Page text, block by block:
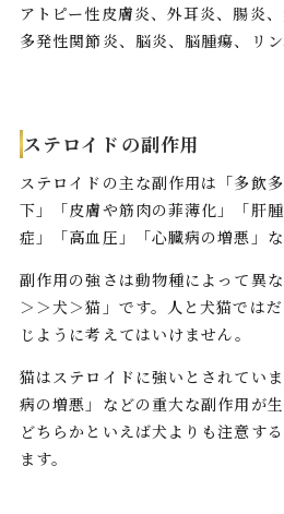
アトピー性皮膚炎、外耳炎、腸炎
多発性関節炎、脳炎、脳腫瘍、リ
ステロイドの副作用
ステロイドの主な副作用は「多飲
下」「皮膚や筋肉の菲薄化」「肝
症」「高血圧」「心臓病の増悪」な
副作用の強さは動物種によって異
＞＞犬＞猫」です。人と犬猫では
じように考えてはいけません。
猫はステロイドに強いとされてい
病の増悪」などの重大な副作用が
どちらかといえば犬よりも注意す
ます。